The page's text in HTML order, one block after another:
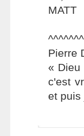
MATT
Pierre
« Dieu
c'est
et puis